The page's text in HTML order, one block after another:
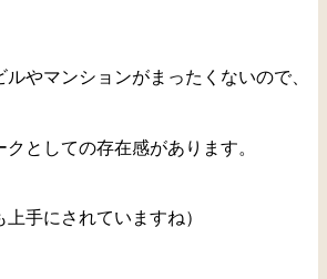
やマンションがまったくないので、
としての存在感があります。
上手にされていますね）